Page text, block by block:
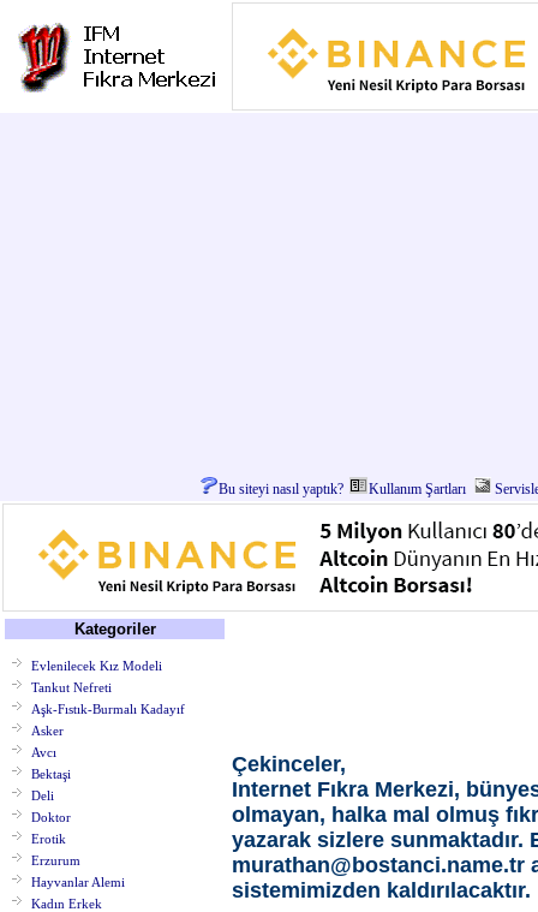
Bu siteyi nasıl yaptık? Kullanım Şartları
Kategoriler
Evlenilecek Kız Modeli
Tankut Nefreti
Aşk-Fıstık-Burmalı Kadayıf
Asker
Avcı
Bektaşi
Deli
Doktor
Erotik
Erzurum
Hayvanlar Alemi
Kadın Erkek
Çekinceler,
Internet Fıkra Merkezi,
olmayan, halka mal olmuş
yazarak sizlere
murathan@bostanci.name.tr
sistemimizden kaldırılacaktır.